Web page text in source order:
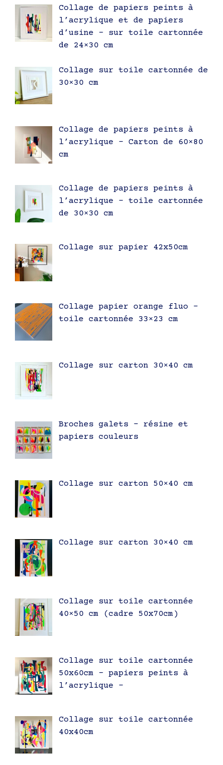
Collage de papiers peints à
l’acrylique et de papiers
d’usine – sur toile cartonnée
de 24×30 cm
Collage sur toile cartonnée de
30×30 cm
Collage de papiers peints à
l’acrylique – Carton de 60×80
cm
Collage de papiers peints à
l’acrylique – toile cartonnée
de 30×30 cm
Collage sur papier 42x50cm
Collage papier orange fluo –
toile cartonnée 33×23 cm
Collage sur carton 30×40 cm
Broches galets – résine et
papiers couleurs
Collage sur carton 50×40 cm
Collage sur carton 30×40 cm
Collage sur toile cartonnée
40×50 cm (cadre 50x70cm)
Collage sur toile cartonnée
50x60cm – papiers peints à
l’acrylique –
Collage sur toile cartonnée
40x40cm